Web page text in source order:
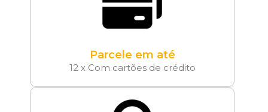
Parcele em até
12 x Com cartões de crédito